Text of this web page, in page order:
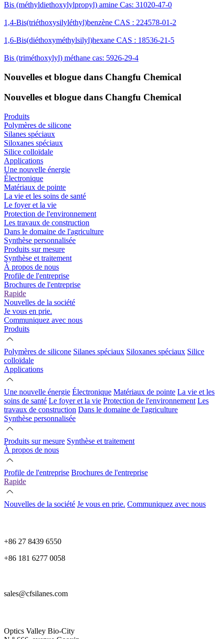
Bis (méthyldiethoxylylpropyl) amine Cas: 31020-47-0
1,4-Bis(triéthoxysilyléthyl)benzène CAS : 224578-01-2
1,6-Bis(diéthoxyméthylsilyl)hexane CAS : 18536-21-5
Bis (triméthoxylyl) méthane cas: 5926-29-4
Nouvelles et blogue dans Changfu Chemical
Nouvelles et blogue dans Changfu Chemical
Produits
Polymères de silicone
Silanes spéciaux
Siloxanes spéciaux
Silice colloïdale
Applications
Une nouvelle énergie
Électronique
Matériaux de pointe
La vie et les soins de santé
Le foyer et la vie
Protection de l'environnement
Les travaux de construction
Dans le domaine de l'agriculture
Synthèse personnalisée
Produits sur mesure
Synthèse et traitement
À propos de nous
Profile de l'entreprise
Brochures de l'entreprise
Rapide
Nouvelles de la société
Je vous en prie.
Communiquez avec nous
Produits
Polymères de silicone Silanes spéciaux Siloxanes spéciaux Silice
colloïdale
Applications
Une nouvelle énergie Électronique Matériaux de pointe La vie et les
soins de santé Le foyer et la vie Protection de l'environnement Les
travaux de construction Dans le domaine de l'agriculture
Synthèse personnalisée
Produits sur mesure Synthèse et traitement
À propos de nous
Profile de l'entreprise Brochures de l'entreprise
Rapide
Nouvelles de la société Je vous en prie. Communiquez avec nous
+86 27 8439 6550
+86 181 6277 0058
sales@cfsilanes.com
Optics Valley Bio-City